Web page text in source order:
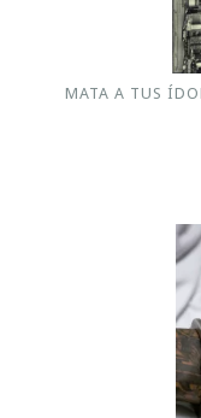
MATA A TUS